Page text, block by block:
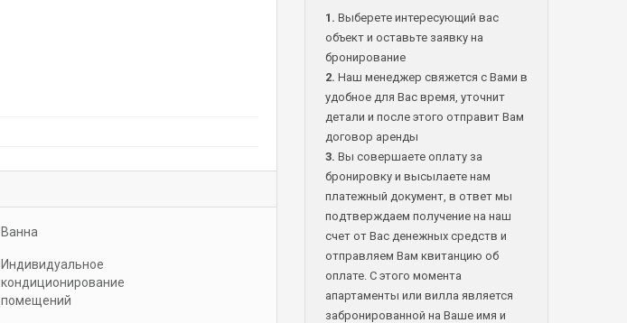
Ванна
Индивидуальное
кондиционирование
помещений
1. Выберете интересующий вас
объект и оставьте заявку на
бронирование
2. Наш менеджер свяжется с Вами в
удобное для Вас время, уточнит
детали и после этого отправит Вам
договор аренды
3. Вы совершаете оплату за
бронировку и высылаете нам
платежный документ, в ответ мы
подтверждаем получение на наш
счет от Вас денежных средств и
отправляем Вам квитанцию об
оплате. С этого момента
апартаменты или вилла является
забронированной на Ваше имя и